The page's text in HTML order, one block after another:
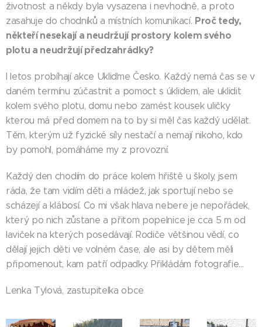
životnost a někdy byla vysazena i nevhodně, a proto
zasahuje do chodníků a místních komunikací. Proč tedy,
někteří nesekají a neudržují prostory kolem svého
plotu a neudržují předzahrádky?
I letos probíhají akce Ukliďme Česko. Každý nemá čas se v
daném termínu zúčastnit a pomoct s úklidem, ale uklidit
kolem svého plotu, domu nebo zamést kousek uličky
kterou má před domem na to by si měl čas každý udělat.
Těm, kterým už fyzické síly nestačí a nemají nikoho, kdo
by pomohl, pomáháme my z provozní.
Každý den chodím do práce kolem hřiště u školy, jsem
ráda, že tam vidím děti a mládež, jak sportují nebo se
scházejí a klábosí. Co mi však hlava nebere je nepořádek,
který po nich zůstane a přitom popelnice je cca 5 m od
laviček na kterých posedávají. Rodiče většinou vědí, co
dělají jejich děti ve volném čase, ale asi by dětem měli
připomenout, kam patří odpadky. Přikládám fotografie…
Lenka Tylová, zastupitelka obce